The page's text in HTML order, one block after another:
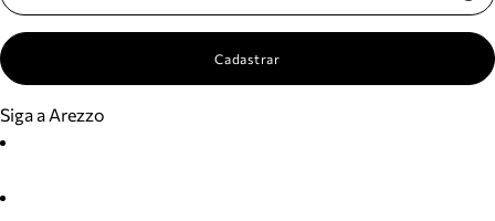
Cadastrar
Siga a Arezzo